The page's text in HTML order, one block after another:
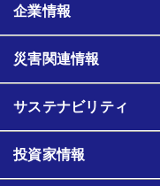
企業情報
災害関連情報
サステナビリティ
投資家情報